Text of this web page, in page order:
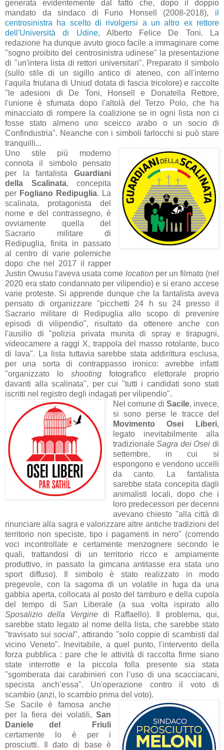
generata evidentemente dal fatto che, dopo il doppio
mandato da sindaco di Furio Honsell (2008-2018), il
centrosinistra ha scelto di rivolgersi a un altro ex rettore
dell'Università di Udine, Alberto Felice De Toni. La
redazione ha dunque avuto gioco facile a immaginare come
"sogno proibito del centrosinistra udinese" la presentazione
di "un'intera lista di rettori universitari". Preparato il simbolo
(sullo stile di un sigillo antico di ateneo, con all'interno
l'aquila friulana di Uniud dotata di fascia tricolore) e raccolte
"le adesioni di De Toni, Honsell e Donatella Rettore,
l'unione è sfumata dopo l'altolà del Terzo Polo, che ha
minacciato di rompere la coalizione se in ogni lista non ci
fosse stato almeno uno sceicco arabo o un socio di
Confindustria". Neanche con i simboli farlocchi si può stare
tranquilli...
Uno stile più moderno
connota il simbolo pensato
per la fantalistaGuardiani
della Scalinata, concepita
per Fogliano Redipuglia. La
scalinata, protagonista del
nome e del contrassegno, è
ovviamente quella del
Sacrario militare di
Redipuglia, finita in passato
al centro di varie polemiche
dopo che nel 2017 il rapper
Justin Owusu l'aveva usata come location per un filmato (nel
2020 era stato condannato per vilipendio) e si erano accese
varie proteste. Si apprende dunque che la fantalista aveva
pensato di organizzare "picchetti 24 h su 24 presso il
Sacrario militare di Redipuglia allo scopo di prevenire
episodi di vilipendio", risultato da ottenere anche con
l'ausilio di "polizia privata munita di spray e tirapugni,
videocamere a raggi X, trappola del masso rotolante, buco
di lava". La lista tuttavia sarebbe stata addirittura esclusa,
per una sorta di contrappasso ironico: avrebbe infatti
"organizzato lo shooting fotografico elettorale proprio
davanti alla scalinata", per cui "tutti i candidati sono stati
iscritti nel registro degli indagati per vilipendio".
Nel comune di Sacile, invece,
si sono perse le tracce del
Movimento Osei Liberi,
legato inevitabilmente alla
tradizionaleSagra dei Osei di
settembre, in cui si
espongono e vendono uccelli
da canto. La fantalista
sarebbe stata concepita dagli
animalisti locali, dopo che i
loro predecessori per decenni
avevano chiesto "alla città di
rinunciare alla sagra e valorizzare altre antiche tradizioni del
territorio non speciste, tipo i pagamenti in nero" (correndo
voci incontrollate e certamente menzognere secondo le
quali, trattandosi di un territorio ricco e ampiamente
produttivo, in passato la gimcana antitasse era stata uno
sport diffuso). Il simbolo è stato realizzato in modo
pregevole, con la sagoma di un volatile in fuga da una
gabbia aperta, collocata al posto del tamburo e della cupola
del tempo di San Liberale (a sua volta ispirato allo
Sposalizio della Verginedi Raffaello). Il problema, qui,
sarebbe stato legato al nome della lista, che sarebbe stato
"travisato suisocial", attirando "solo coppie di scambisti dal
vicino Veneto". Inevitabile, a quel punto, l'intervento della
forza pubblica : pare che le attività di raccolta firme siano
state interrotte e la piccola folla presente sia stata
"sgomberata dai carabinieri con l’uso di una scacciacani,
specista anch’essa". Un'operazione contro il voto di
scambio (anzi, lo scambio prima del voto).
Se Sacile è famosa anche
per la fiera dei volatili,San
Daniele del Friuli
certamente lo è per i
prosciutti. Il dato di base è